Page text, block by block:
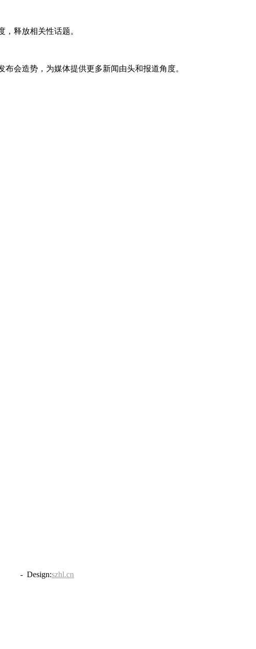
释放相关性话题。
会造势，为媒体提供更多新闻由头和报道角度。
- Design:szhl.cn